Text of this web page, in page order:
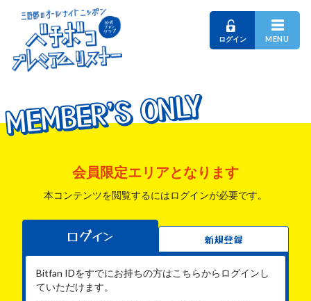
ログイン MENU
MEMBER'S ONLY
MEMBER'S ONLY
MEMBER'S ONLY
会員限定エリアとなります
本コンテンツを閲覧するにはログインが必要です。
ログイン 新規登録
Bitfan IDをすでにお持ちの方はこちらからログインし
ていただけます。